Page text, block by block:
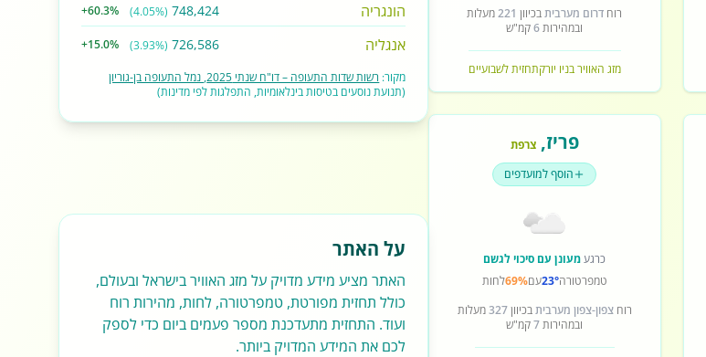
רוח דרום מערביתבכיוון 221מעלות
ובמהירות6קמ"ש
מזג האוויר בניו יורקתחזית לשבועיים
פריז,צרפת
הוסף למועדפים
כרגעמעונן עם סיכוי לגשם
טמפרטורה23°עם69%לחות
רוחצפון-צפון מערביתבכיוון327מעלות
ובמהירות7קמ"ש
הונגריה 748,424
(4.05%)
+60.3%
אנגליה 726,586
(3.93%)
+15.0%
מקור: רשות שדות התעופה – דו"ח שנתי 2025, נמל התעופה בן-גוריון
(תנועת נוסעים בטיסות בינלאומיות, התפלגות לפי מדינות)
על האתר
האתר מציע מידע מדויק על מזג האוויר בישראל ובעולם,
כולל תחזית מפורטת, טמפרטורה, לחות, מהירות רוח
ועוד. התחזית מתעדכנת מספר פעמים ביום כדי לספק
לכם את המידע המדויק ביותר.